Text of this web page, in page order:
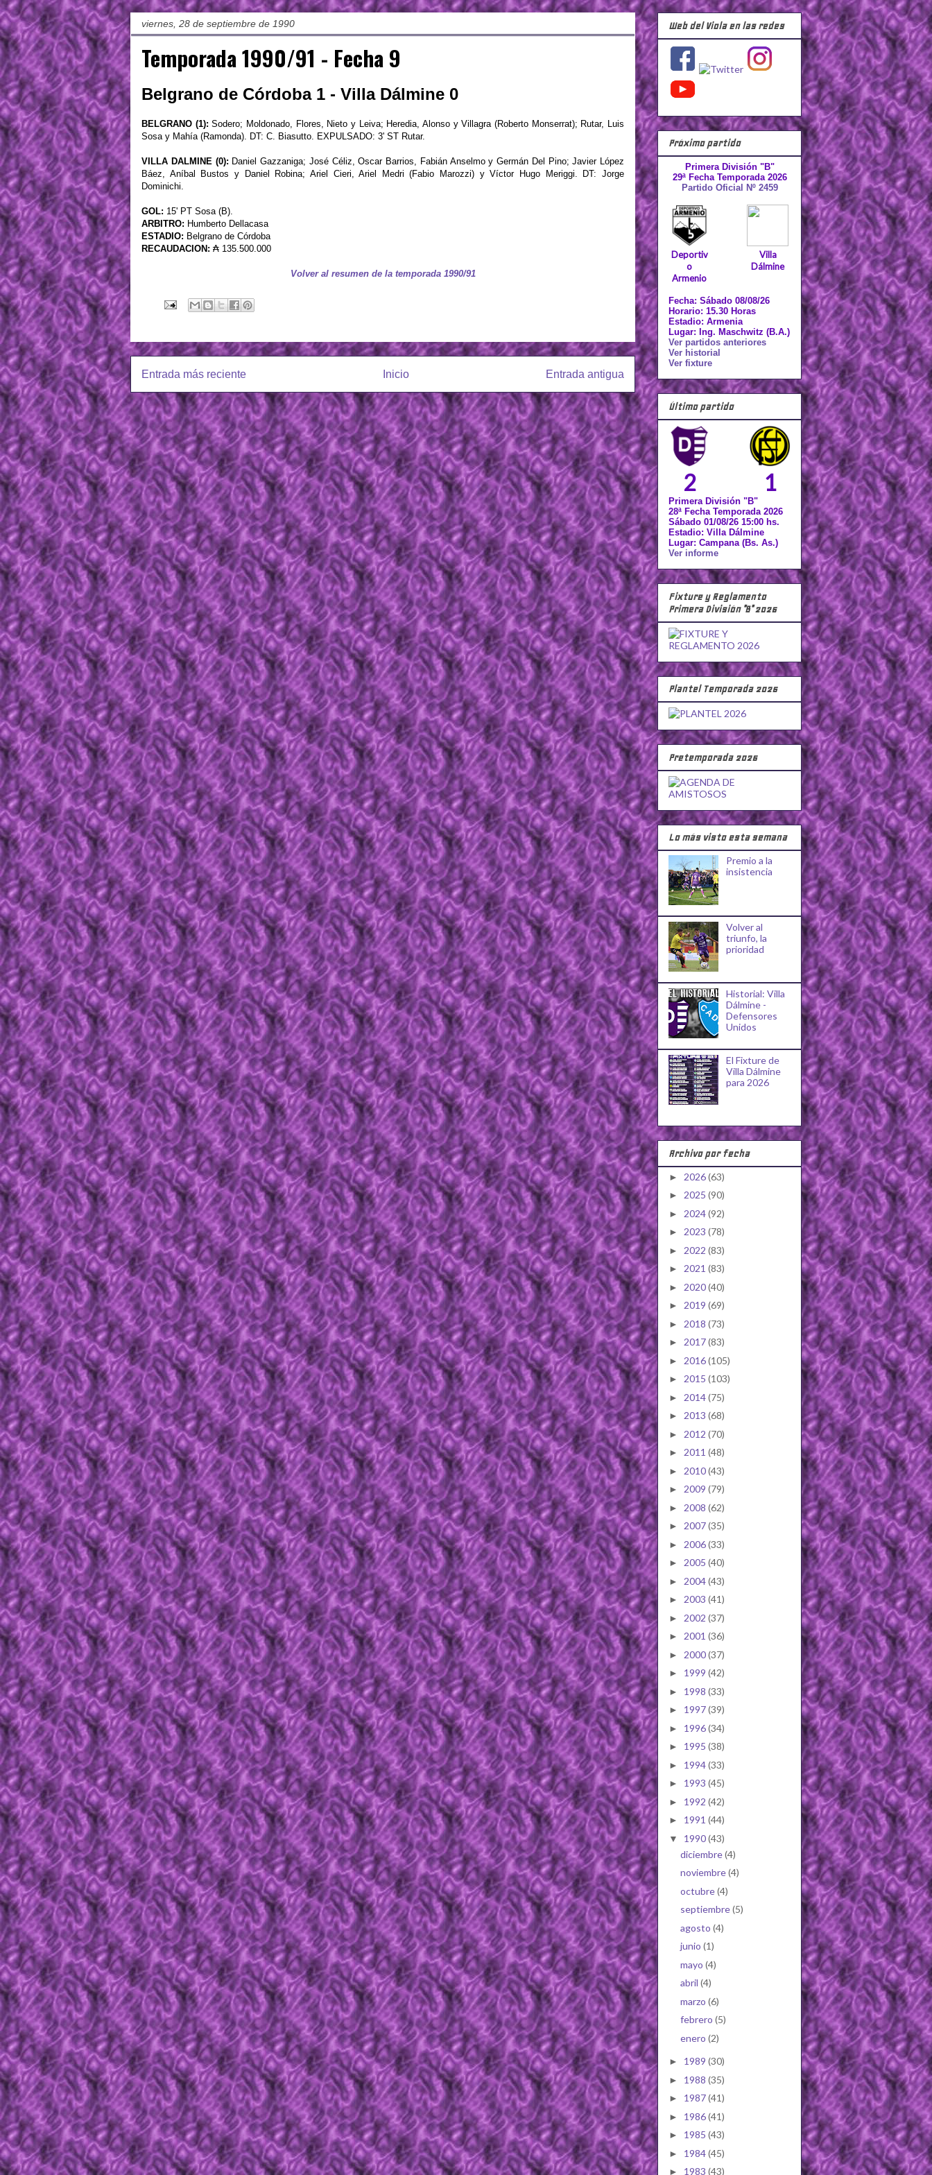
viernes, 28 de septiembre de 1990
Temporada 1990/91 - Fecha 9
Belgrano de Córdoba 1 - Villa Dálmine 0
BELGRANO (1): Sodero; Moldonado, Flores, Nieto y Leiva; Heredia, Alonso y Villagra (Roberto Monserrat); Rutar, Luis
Sosa y Mahía (Ramonda). DT: C. Biasutto. EXPULSADO: 3' ST Rutar.
VILLA DALMINE (0): Daniel Gazzaniga; José Céliz, Oscar Barrios, Fabián Anselmo y Germán Del Pino; Javier López
Báez, Aníbal Bustos y Daniel Robina; Ariel Cieri, Ariel Medri (Fabio Marozzi) y Víctor Hugo Meriggi. DT: Jorge
Dominichi.
GOL: 15' PT Sosa (B).
ARBITRO: Humberto Dellacasa
ESTADIO: Belgrano de Córdoba
RECAUDACION: ₳ 135.500.000
Volver al resumen de la temporada 1990/91
Entrada más reciente Entrada antigua
Inicio
Web del Viola en las redes
Próximo partido
Primera División "B"
29ª Fecha Temporada 2026
Partido Oficial Nº 2459
Deportiv
o
Armenio
Villa
Dálmine
Fecha: Sábado 08/08/26
Horario: 15.30 Horas
Estadio: Armenia
Lugar: Ing. Maschwitz (B.A.)
Ver partidos anteriores
Ver historial
Ver fixture
Último partido
2 1
Primera División "B"
28ª Fecha Temporada 2026
Sábado 01/08/26 15:00 hs.
Estadio: Villa Dálmine
Lugar: Campana (Bs. As.)
Ver informe
Fixture y Reglamento
Primera División "B" 2026
Plantel Temporada 2026
Pretemporada 2026
Lo más visto esta semana
Premio a la
insistencia
Volver al
triunfo, la
prioridad
Historial: Villa
Dálmine -
Defensores
Unidos
El Fixture de
Villa Dálmine
para 2026
Archivo por fecha
► 2026(63)
► 2025 (90)
► 2024(92)
► 2023 (78)
► 2022 (83)
► 2021 (83)
► 2020(40)
► 2019 (69)
► 2018 (73)
► 2017(83)
► 2016(105)
► 2015 (103)
► 2014(75)
► 2013 (68)
► 2012 (70)
► 2011 (48)
► 2010(43)
► 2009 (79)
► 2008 (62)
► 2007(35)
► 2006(33)
► 2005 (40)
► 2004(43)
► 2003 (41)
► 2002 (37)
► 2001 (36)
► 2000(37)
► 1999 (42)
► 1998 (33)
► 1997(39)
► 1996(34)
► 1995 (38)
► 1994(33)
► 1993 (45)
► 1992 (42)
► 1991 (44)
▼ 1990(43)
diciembre(4)
noviembre(4)
octubre(4)
septiembre(5)
agosto (4)
junio (1)
mayo (4)
abril (4)
marzo (6)
febrero (5)
enero (2)
► 1989 (30)
► 1988 (35)
► 1987(41)
► 1986(41)
► 1985 (43)
► 1984(45)
► 1983 (43)